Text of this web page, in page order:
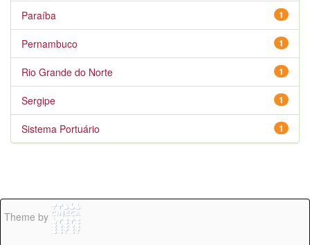
1
Paraíba
1
Pernambuco
1
Rio Grande do Norte
1
Sergipe
1
Sistema Portuário
Theme by